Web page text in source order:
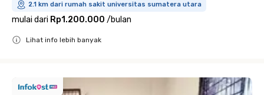
2.1 km dari rumah sakit universitas sumatera utara
mulai dari Rp1.200.000 /bulan
Lihat info lebih banyak